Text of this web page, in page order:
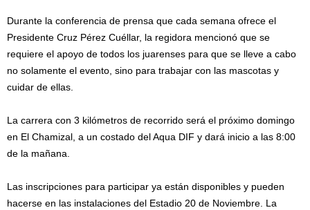
Durante la conferencia de prensa que cada semana ofrece el
Presidente Cruz Pérez Cuéllar, la regidora mencionó que se
requiere el apoyo de todos los juarenses para que se lleve a cabo
no solamente el evento, sino para trabajar con las mascotas y
cuidar de ellas.
La carrera con 3 kilómetros de recorrido será el próximo domingo
en El Chamizal, a un costado del Aqua DIF y dará inicio a las 8:00
de la mañana.
Las inscripciones para participar ya están disponibles y pueden
hacerse en las instalaciones del Estadio 20 de Noviembre. La